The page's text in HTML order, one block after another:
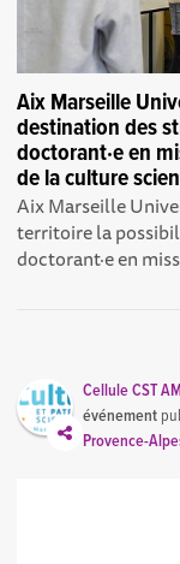
Aix Marseille
destination des
doctorant·e en
de la culture
Aix Marseille
territoire la
doctorant·e en
Cellule CST
événement
Provence-